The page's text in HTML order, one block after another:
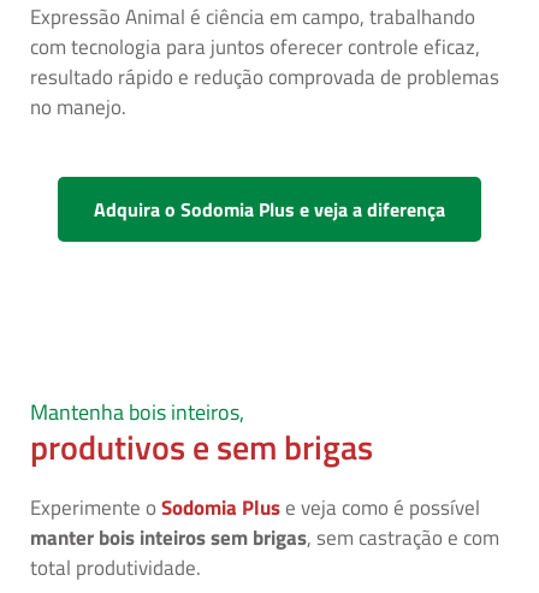
Expressão Animal é ciência em campo, trabalhando
com tecnologia para juntos oferecer controle eficaz,
resultado rápido e redução comprovada de problemas
no manejo.
Adquira o Sodomia Plus e veja a diferença
Mantenha bois inteiros,
produtivos e sem brigas
Experimente oSodomia Pluse veja como é possível
manter bois inteiros sem brigas, sem castração e com
total produtividade.